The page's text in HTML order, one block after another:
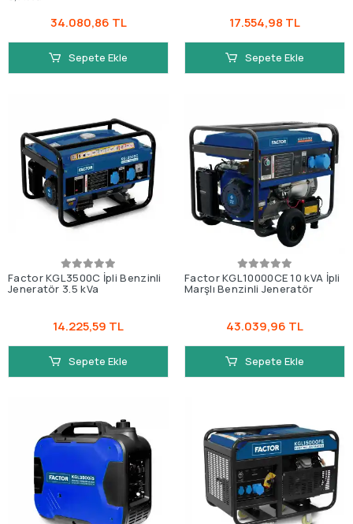
34.080,86 TL
Sepete Ekle
17.554,98 TL
Sepete Ekle
Factor KGL3500C İpli Benzinli
Jeneratör 3.5 kVa
14.225,59 TL
Sepete Ekle
Factor KGL10000CE 10 kVA İpli
Marşlı Benzinli Jeneratör
43.039,96 TL
Sepete Ekle